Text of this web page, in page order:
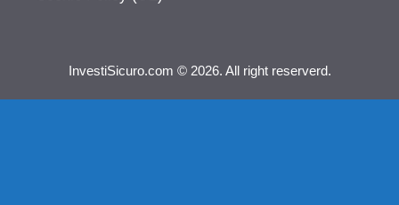
InvestiSicuro.com © 2026. All right reserverd.